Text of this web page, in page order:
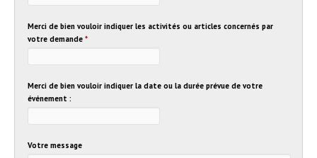
Merci de bien vouloir indiquer les activités ou articles concernés par
votre demande *
Merci de bien vouloir indiquer la date ou la durée prévue de votre
événement :
Votre message